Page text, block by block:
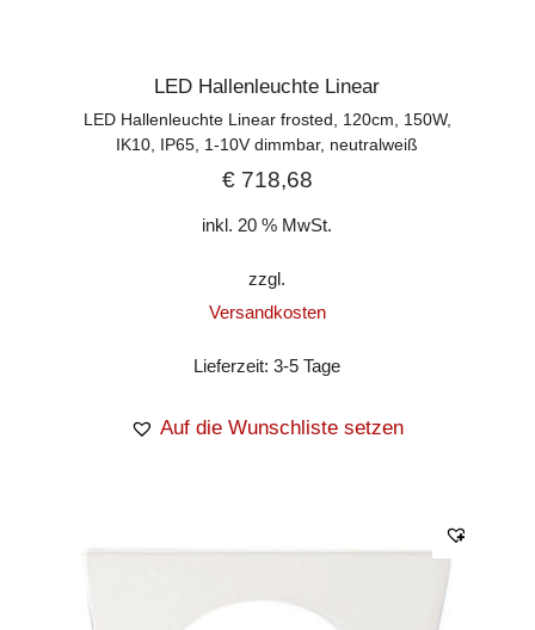
LED Hallenleuchte Linear
LED Hallenleuchte Linear frosted, 120cm, 150W,
IK10, IP65, 1-10V dimmbar, neutralweiß
€718,68
inkl. 20 % MwSt.
zzgl.
Versandkosten
Lieferzeit:3-5 Tage
Auf die Wunschliste setzen